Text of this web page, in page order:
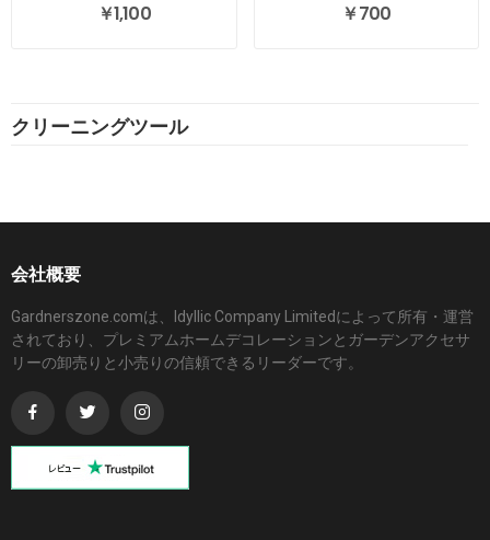
クリーニングツール
￥1,100 ￥700
会社概要
Gardnerszone.comは、Idyllic Company Limitedによって所有・運営
されており、プレミアムホームデコレーションとガーデンアクセサ
リーの卸売りと小売りの信頼できるリーダーです。